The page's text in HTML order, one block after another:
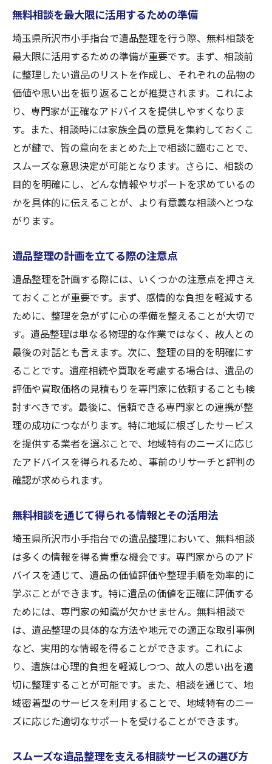
無料相談を最大限に活用するための準備
埼玉県所沢市小手指台で遺品整理を行う際、無料相談を
最大限に活用するための準備が重要です。まず、相談前
に整理したい遺品のリストを作成し、それぞれの品物の
価値や思い出を振り返ることが推奨されます。これによ
り、専門家が正確なアドバイスを提供しやすくなりま
す。また、相談時には家族全員の意見を集約しておくこ
とが鍵で、皆の意向をまとめた上で相談に臨むことで、
スムーズな意思決定が可能となります。さらに、相談の
目的を明確にし、どんな情報やサポートを求めているの
かを具体的に伝えることが、より有意義な相談へとつな
がります。
遺品整理の計画を立てる際の注意点
遺品整理を計画する際には、いくつかの注意点を押さえ
ておくことが重要です。まず、感情的な負担を軽減する
ために、整理を急がずに心の準備を整えることが大切で
す。遺品整理は単なる物理的な作業ではなく、故人との
最後の対話とも言えます。次に、整理の目的を明確にす
ることです。遺産相続や買取を考慮する場合は、遺品の
評価や買取価格の見積もりを専門家に依頼することも検
討すべきです。最後に、信頼できる専門家との連携が整
理の成功につながります。特に地域に根ざしたサービス
を提供する業者を選ぶことで、地域特有のニーズに応じ
たアドバイスを得られるため、事前のリサーチと評判の
確認が求められます。
無料相談を通じて得られる情報とその活用法
埼玉県所沢市小手指台での遺品整理において、無料相談
は多くの情報を得る貴重な機会です。専門家からのアド
バイスを通じて、遺品の価値評価や整理手順を効率的に
学ぶことができます。特に遺品の価値を正確に評価する
ためには、専門家の知識が欠かせません。無料相談で
は、遺品整理の具体的な方法や地元での適正な取引事例
など、実用的な情報を得ることができます。これによ
り、遺族は心理的負担を軽減しつつ、故人の思い出を適
切に整理することが可能です。また、相談を通じて、地
域密着型のサービスを利用することで、地域特有のニー
ズに応じた適切なサポートを受けることができます。
スムーズな遺品整理を支える相談サービスの選び方